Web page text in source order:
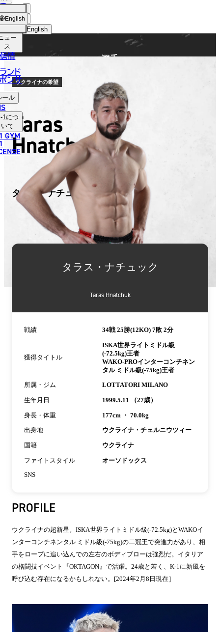
English
中文（简体）
中文（繁體）
ไทย
العربية
ョッ
プ
ュー
ス
情
ンド
ンサ
ール
1につ
いて
GYM
English
選手
ウクライナの希望
Taras
Hnatchuk
タラス・ナチュック
タラス・ナチュック
Taras Hnatchuk
戦績 34戦 25勝(12KO) 7敗 2分
獲得タイトル
ISKA世界ライトミドル級
(-72.5kg)王者
WAKO-PROインターコンチネン
タル ミドル級(-75kg)王者
所属・ジム LOTTATORI MILANO
生年月日 1999.5.11 （27歳）
身長・体重 177cm ・ 70.0kg
出身地 ウクライナ・チェルニウツィー
国籍 ウクライナ
ファイトスタイル オーソドックス
SNS
PROFILE
ウクライナの超新星。ISKA世界ライトミドル級(-72.5kg)とWAKOイ
ンターコンチネンタル ミドル級(-75kg)の二冠王で突進力があり、相
手をロープに追い込んでの左右のボディブローは強烈だ。イタリア
の格闘技イベント『OKTAGON』で活躍。24歳と若く、K-1に新風を
呼び込む存在になるかもしれない。[2024年2月8日現在］